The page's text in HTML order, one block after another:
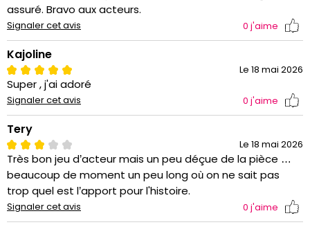
assuré. Bravo aux acteurs.
Signaler cet avis 0 j'aime
Kajoline
Le 18 mai 2026
Super , j'ai adoré
Signaler cet avis 0 j'aime
Tery
Le 18 mai 2026
Très bon jeu d’acteur mais un peu déçue de la pièce …
beaucoup de moment un peu long où on ne sait pas
trop quel est l’apport pour l'histoire.
Signaler cet avis 0 j'aime